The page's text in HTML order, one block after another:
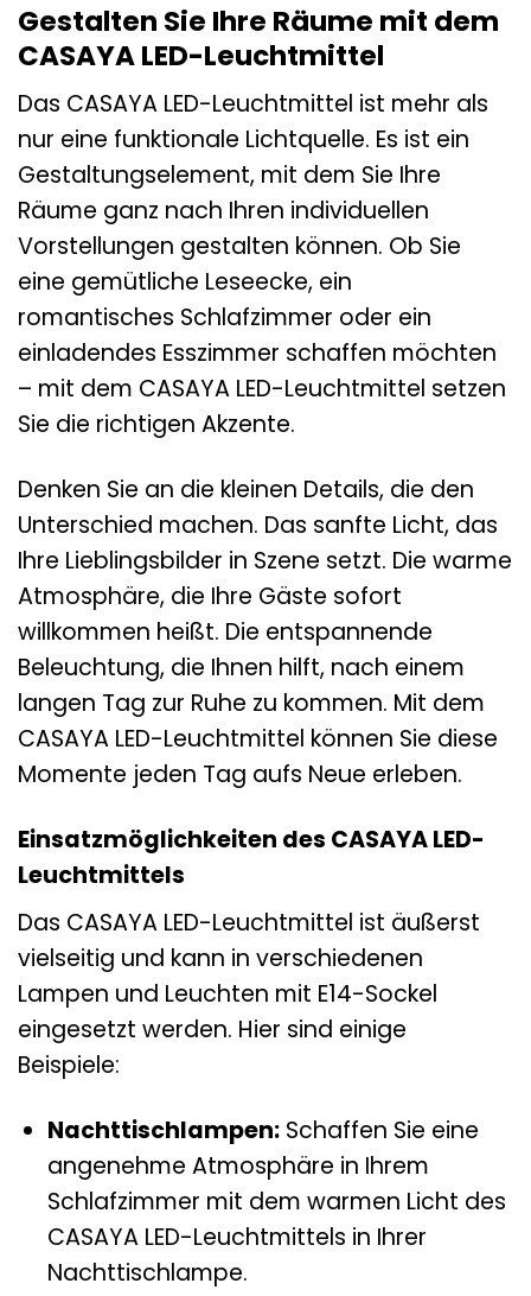
Gestalten Sie Ihre Räume mit dem
CASAYA LED-Leuchtmittel
Das CASAYA LED-Leuchtmittel ist mehr als
nur eine funktionale Lichtquelle. Es ist ein
Gestaltungselement, mit dem Sie Ihre
Räume ganz nach Ihren individuellen
Vorstellungen gestalten können. Ob Sie
eine gemütliche Leseecke, ein
romantisches Schlafzimmer oder ein
einladendes Esszimmer schaffen möchten
– mit dem CASAYA LED-Leuchtmittel setzen
Sie die richtigen Akzente.
Denken Sie an die kleinen Details, die den
Unterschied machen. Das sanfte Licht, das
Ihre Lieblingsbilder in Szene setzt. Die warme
Atmosphäre, die Ihre Gäste sofort
willkommen heißt. Die entspannende
Beleuchtung, die Ihnen hilft, nach einem
langen Tag zur Ruhe zu kommen. Mit dem
CASAYA LED-Leuchtmittel können Sie diese
Momente jeden Tag aufs Neue erleben.
Einsatzmöglichkeiten des CASAYA LED-
Leuchtmittels
Das CASAYA LED-Leuchtmittel ist äußerst
vielseitig und kann in verschiedenen
Lampen und Leuchten mit E14-Sockel
eingesetzt werden. Hier sind einige
Beispiele:
Nachttischlampen:Schaffen Sie eine
angenehme Atmosphäre in Ihrem
Schlafzimmer mit dem warmen Licht des
CASAYA LED-Leuchtmittels in Ihrer
Nachttischlampe.